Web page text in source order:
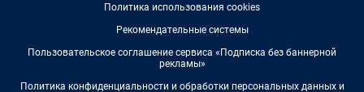
Политика использования cookies
Рекомендательные системы
Пользовательское соглашение сервиса «Подписка без баннерной
рекламы»
Политика конфиденциальности и обработки персональных данных и